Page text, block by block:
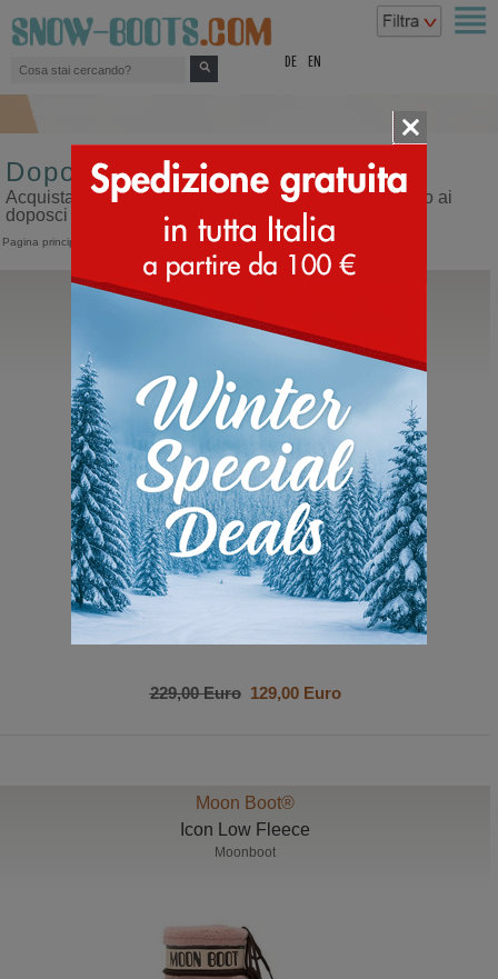
DE EN
Doposci impermeabili
Acquista doposci impermeabili sul nostro sito dedicato ai
doposci
Pagina principale Impermeabili
Icon Pearly
Moonboot
229,00 Euro129,00 Euro
Moon Boot®
Icon Low Fleece
Moonboot